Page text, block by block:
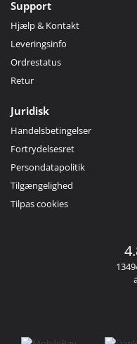
Support
Hjælp & Kontakt
Leveringsinfo
Ordrestatus
Retur
Juridisk
Handelsbetingelser
Fortrydelsesret
Persondatapolitik
Tilgængelighed
Tilpas cookies